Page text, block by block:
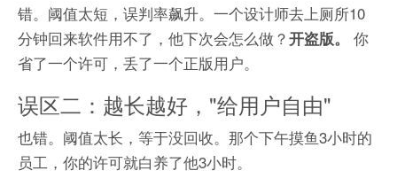
错。阈值太短，误判率飙升。一个设计师去上厕所10
分钟回来软件用不了，他下次会怎么做？开盗版。
你
省了一个许可，丢了一个正版用户。
误区二：越长越好，"给用户自由"
也错。阈值太长，等于没回收。那个下午摸鱼3小时的
员工，你的许可就白养了他3小时。